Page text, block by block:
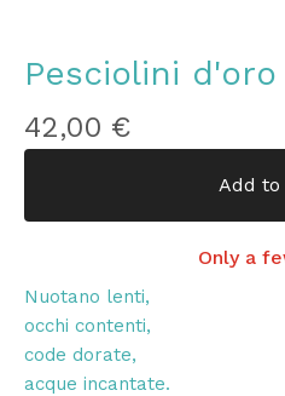
Pesciolini d'oro
42,00 €
Add
Only a
Nuotano lenti,
occhi contenti,
code dorate,
acque incantate.